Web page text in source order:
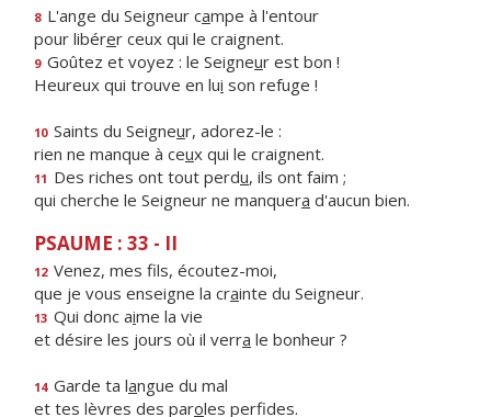
8 L'ange du Seigneur campe à l'entour
pour libérer ceux qui le craignent.
9 Goûtez et voyez : le Seigneur est bon !
Heureux qui trouve en lui son refuge !
10 Saints du Seigneur, adorez-le :
rien ne manque à ceux qui le craignent.
11 Des riches ont tout perdu, ils ont faim ;
qui cherche le Seigneur ne manquera d'aucun bien.
PSAUME : 33 - II
12 Venez, mes fls, écoutez-moi,
que je vous enseigne la crainte du Seigneur.
13 Qui donc aime la vie
et désire les jours où il verra le bonheur ?
14 Garde ta langue du mal
et tes lèvres des paroles perfides.